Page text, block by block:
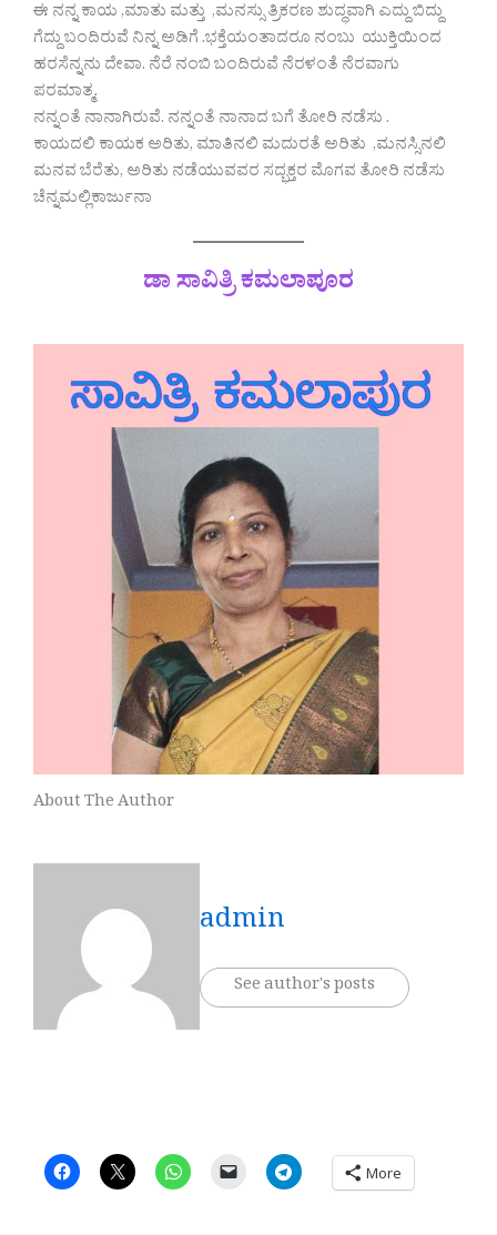
ಈ ನನ್ನ ಕಾಯ ,ಮಾತು ಮತ್ತು ,ಮನಸ್ಸು ತ್ರಿಕರಣ ಶುದ್ಧವಾಗಿ ಎದ್ದು ಬಿದ್ದು
ಗೆದ್ದು ಬಂದಿರುವೆ ನಿನ್ನ ಅಡಿಗೆ .ಭಕ್ತೆಯಂತಾದರೂ ನಂಬು ಯುಕ್ತಿಯಿಂದ
ಹರಸೆನ್ನನು ದೇವಾ. ನೆರೆ ನಂಬಿ ಬಂದಿರುವೆ ನೆರಳಂತೆ ನೆರವಾಗು
ಪರಮಾತ್ಮ.
ನನ್ನಂತೆ ನಾನಾಗಿರುವೆ. ನನ್ನಂತೆ ನಾನಾದ ಬಗೆ ತೋರಿ ನಡೆಸು .
ಕಾಯದಲಿ ಕಾಯಕ ಅರಿತು, ಮಾತಿನಲಿ ಮದುರತೆ ಅರಿತು ,ಮನಸ್ಸಿನಲಿ
ಮನವ ಬೆರೆತು, ಅರಿತು ನಡೆಯುವವರ ಸದ್ಭಕ್ತರ ಮೊಗವ ತೋರಿ ನಡೆಸು
ಚೆನ್ನಮಲ್ಲಿಕಾರ್ಜುನಾ
ಡಾ ಸಾವಿತ್ರಿ ಕಮಲಾಪೂರ
About The Author
admin
See author's posts
More